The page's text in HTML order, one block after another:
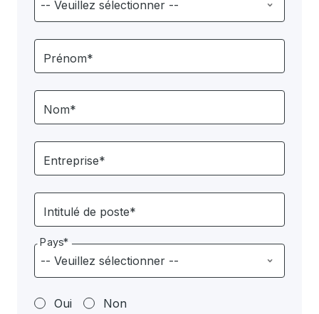
Prénom*
Nom*
Entreprise*
Intitulé de poste*
Pays*
Oui Non